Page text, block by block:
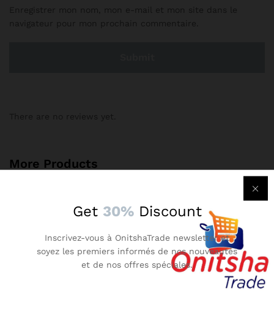
More Products
11%
Get 30% Discount
Inscrivez-vous à OnitshaTrade newsletter et
soyez les premiers informés de nos nouveautés
et de nos offres spéciales.